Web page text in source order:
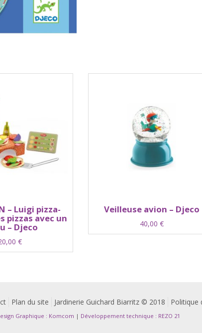
– Luigi pizza-
pizzas avec un
– Djeco
€
Veilleuse avion – Djeco
40,00 €
Plan du site Jardinerie Guichard Biarritz © 2018 Politique
Graphique : Komcom | Développement technique : REZO 21